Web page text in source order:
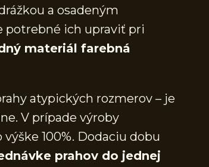
a osadeným
potrebné ich upraviť pri
materiál farebná
atypických rozmerov – je
V prípade výroby
100%. Dodaciu dobu
prahov do jednej